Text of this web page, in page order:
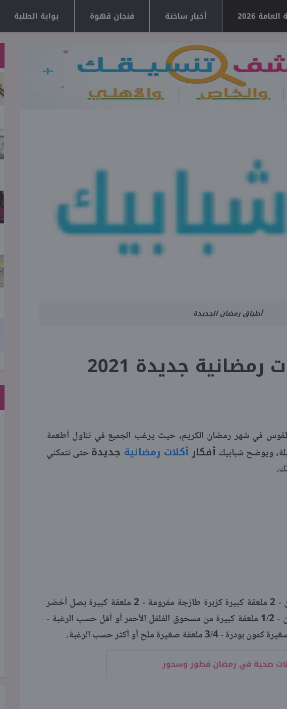
2026 أخبار ساخنة فنجان قهوة بوابة الطلبة
أطباق رمضان الجديدة
رمضانية جديدة 2021
في شهر رمضان الكريم، حيث يرغب الجميع في تناول أطعمة
ويوضح شبابيك أفكارأكلات رمضانية جديدةحتى تتمكني
3 - 4 ملاعق كبيرة بقسماط مطحون - 2 ملعقة كبيرة كزبرة طازجة مفرومة - 2 ملعقة كبيرة بصل أخضر
مفروم - 2 ملعقة كبيرة عصير ليمون - 1/2 ملعقة كبيرة من مسحوق الفلفل الأحمر أو أقل حسب الرغبة -
صغيرة ملح أو أكثر حسب الرغبة.
صحية في رمضان فطور وسحور